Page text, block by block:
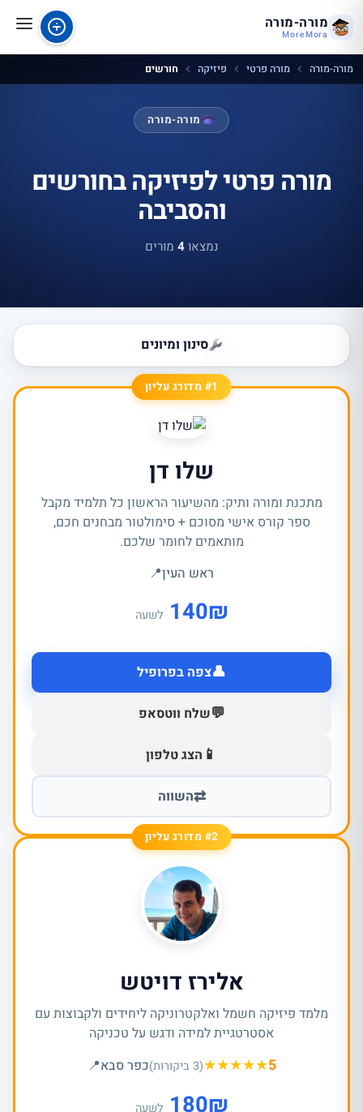
מורה-מורה
MoreMora
מורה-מורה מורה פרטי פיזיקה חורשים
מורה-מורה
מורה פרטי לפיזיקה בחורשים
והסביבה
נמצאו4 מורים
סינון ומיונים
#1 מדורג עליון
שלו דן
מתכנת ומורה ותיק: מהשיעור הראשון כל תלמיד מקבל
ספר קורס אישי מסוכם + סימולטור מבחנים חכם,
מותאמים לחומר שלכם.
ראש העין📍
₪
140 לשעה
👤צפה בפרופיל
💬שלח ווטסאפ
📱 הצג טלפון
⇄השווה
#2 מדורג עליון
אלירז דויטש
מלמד פיזיקה חשמל ואלקטרוניקה ליחידים ולקבוצות עם
אסטרטגיית למידה ודגש על טכניקה
(3 ביקורות)★★★★★5 כפר סבא📍
₪
180 לשעה